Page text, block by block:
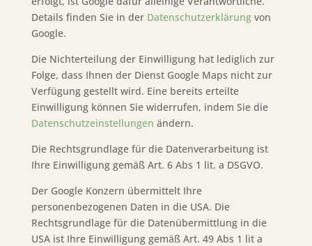
Details finden Sie in der Datenschutzerklärungvon
Google.
Die Nichterteilung der Einwilligung hat lediglich zur
Folge, dass Ihnen der Dienst Google Maps nicht zur
Verfügung gestellt wird. Eine bereits erteilte
Einwilligung können Sie widerrufen, indem Sie die
Datenschutzeinstellungen ändern.
Die Rechtsgrundlage für die Datenverarbeitung ist
Ihre Einwilligung gemäß Art. 6 Abs 1 lit. a DSGVO.
Der Google Konzern übermittelt Ihre
personenbezogenen Daten in die USA. Die
Rechtsgrundlage für die Datenübermittlung in die
USA ist Ihre Einwilligung gemäß Art. 49 Abs 1 lit a